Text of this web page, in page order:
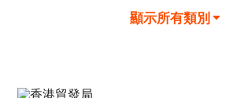
顯示所有類別